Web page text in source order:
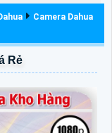
Camera Dahua
Rẻ